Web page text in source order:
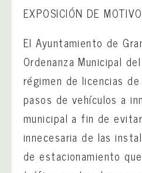
EXPOSICIÓN DE
El Ayuntamiento de
Ordenanza Municipal
régimen de licencias
pasos de vehículos a
municipal a fin de
innecesaria de las
de estacionamiento